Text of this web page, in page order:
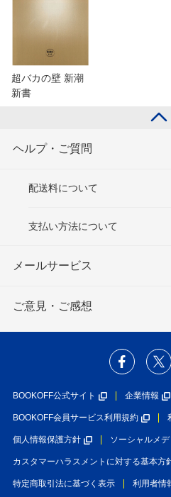
超バカの壁 新潮
新書
ヘルプ・ご質問
配送料について
支払い方法について
メールサービス
ご意見・ご感想
BOOKOFF公式サイト 企業情報
BOOKOFF会員サービス利用規約
個人情報保護方針 ソーシャルメ
カスタマーハラスメントに対する基本方
特定商取引法に基づく表示 利用者情